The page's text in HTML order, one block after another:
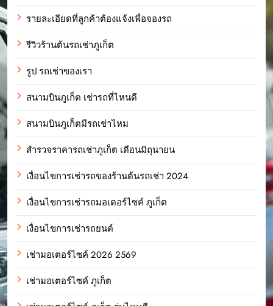
รายละเอียดที่ลูกค้าต้องแจ้งเพื่อจองรถ
รีวิวร้านต้นรถเช่าภูเก็ต
รูป รถเช่าของเรา
สนามบินภูเก็ต เช่ารถที่ไหนดี
สนามบินภูเก็ตมีรถเช่าไหม
สำรวจราคารถเช่าภูเก็ต เดือนมิถุนายน
เงื่อนไขการเช่ารถของร้านต้นรถเช่า 2024
เงื่อนไขการเช่ารถมอเตอร์ไซค์ ภูเก็ต
เงื่อนไขการเช่ารถยนต์
เช่ามอเตอร์ไซค์ 2026 2569
เช่ามอเตอร์ไซค์ ภูเก็ต